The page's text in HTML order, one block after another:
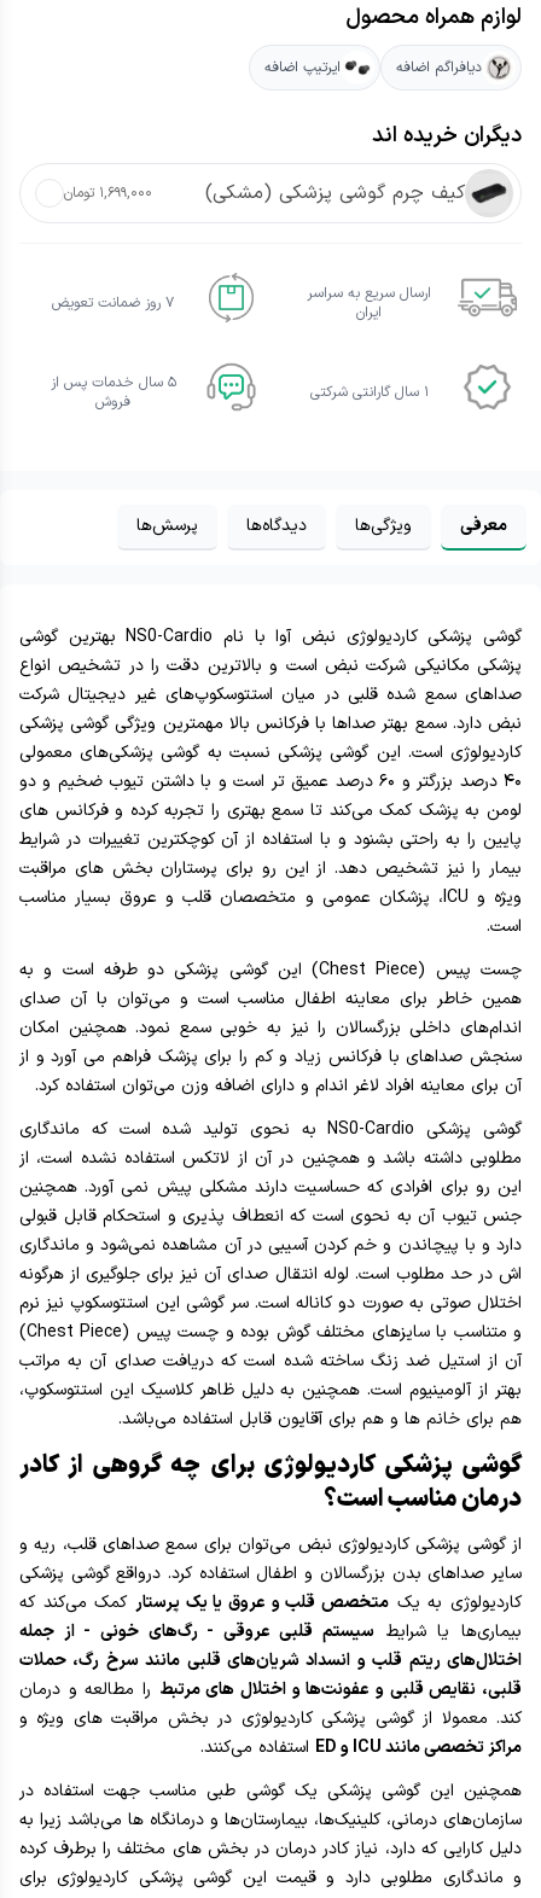
لوازم همراه محصول
دیافراگم اضافه ایرتیپ اضافه
دیگران خریده اند
کیف چرم گوشی پزشکی (مشکی) ۱,۶۹۹,۰۰۰ تومان
ارسال سریع به سراسر
ایران
۷ روز ضمانت تعویض
۱ سال گارانتی شرکتی
۵ سال خدمات پس از
فروش
معرفی ویژگی‌ها دیدگاه‌ها پرسش‌ها
گوشی پزشکی کاردیولوژی نبض آوا با نام NS0-Cardio بهترین گوشی
پزشکی مکانیکی شرکت نبض است و بالاترین دقت را در تشخیص انواع
صداهای سمع شده قلبی در میان استتوسکوپ‌های غیر دیجیتال شرکت
نبض دارد. سمع بهتر صداها با فرکانس بالا مهمترین ویژگی گوشی پزشکی
کاردیولوژی است. این گوشی پزشکی نسبت به گوشی پزشکی‌های معمولی
۴۰ درصد بزرگتر و ۶۰ درصد عمیق تر است و با داشتن تیوب ضخیم و دو
لومن به پزشک کمک می‌کند تا سمع بهتری را تجربه کرده و فرکانس های
پایین را به راحتی بشنود و با استفاده از آن کوچکترین تغییرات در شرایط
بیمار را نیز تشخیص دهد. از این رو برای پرستاران بخش های مراقبت
ویژه و ICU، پزشکان عمومی و متخصصان قلب و عروق بسیار مناسب
است.
چست پیس (Chest Piece) این گوشی پزشکی دو طرفه است و به
همین خاطر برای معاینه اطفال مناسب است و می‌توان با آن صدای
اندام‌های داخلی بزرگسالان را نیز به خوبی سمع نمود. همچنین امکان
سنجش صداهای با فرکانس زیاد و کم را برای پزشک فراهم می آورد و از
آن برای معاینه افراد لاغر اندام و دارای اضافه وزن می‌توان استفاده کرد.
گوشی پزشکی NS0-Cardio به نحوی تولید شده است که ماندگاری
مطلوبی داشته باشد و همچنین در آن از لاتکس استفاده نشده است، از
این رو برای افرادی که حساسیت دارند مشکلی پیش نمی آورد. همچنین
جنس تیوب آن به نحوی است که انعطاف پذیری و استحکام قابل قبولی
دارد و با پیچاندن و خم کردن آسیبی در آن مشاهده نمی‌شود و ماندگاری
اش در حد مطلوب است. لوله انتقال صدای آن نیز برای جلوگیری از هرگونه
اختلال صوتی به صورت دو کاناله است. سر گوشی این استتوسکوپ نیز نرم
و متناسب با سایزهای مختلف گوش بوده و چست پیس (Chest Piece)
آن از استیل ضد زنگ ساخته شده است که دریافت صدای آن به مراتب
بهتر از آلومینیوم است. همچنین به دلیل ظاهر کلاسیک این استتوسکوپ،
هم برای خانم ها و هم برای آقایون قابل استفاده می‌باشد.
گوشی پزشکی کاردیولوژی برای چه گروهی از کادر
درمان مناسب است؟
از گوشی پزشکی کاردیولوژی نبض می‌توان برای سمع صداهای قلب، ریه و
سایر صداهای بدن بزرگسالان و اطفال استفاده کرد. درواقع گوشی پزشکی
کاردیولوژی به یک متخصص قلب و عروق یا یک پرستار کمک می‌کند که
بیماری‌ها یا شرایط سیستم قلبی عروقی - رگ‌های خونی - از جمله
اختلال‌های ریتم قلب و انسداد شریان‌های قلبی مانند سرخ رگ، حملات
قلبی، نقایص قلبی و عفونت‌ها و اختلال های مرتبط را مطالعه و درمان
کند. معمولا از گوشی پزشکی کاردیولوژی در بخش مراقبت های ویژه و
مراکز تخصصی مانند ICU و ED
استفاده می‌کنند.
همچنین این گوشی پزشکی یک گوشی طبی مناسب جهت استفاده در
سازمان‌های درمانی، کلینیک‌ها، بیمارستان‌ها و درمانگاه ها می‌باشد زیرا به
دلیل کارایی که دارد، نیاز کادر درمان در بخش های مختلف را برطرف کرده
و ماندگاری مطلوبی دارد و قیمت این گوشی پزشکی کاردیولوژی برای